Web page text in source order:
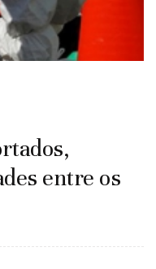
entre os